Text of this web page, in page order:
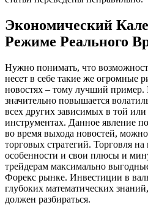
Экономический
Режиме Реального
Нужно понимать, что
несет в себе такие же огромные
новостях – тому лучший пример.
значительно повышается
всех других зависимых в той
инструментах. Данное явление
во время выхода новостей,
торговых стратегий. Торговля на
особенности и свои плюсы и
трейдерам максимально
Форекс рынке. Инвестиции в
глубоких математических
должен разбираться.